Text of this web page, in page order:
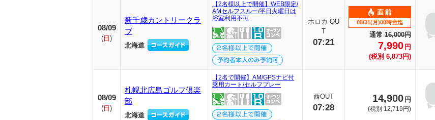
08/09
( 日 )
新千歳カントリークラ
ブ
北海道
【2名様以上で開催】WEB限定/
AMセルフスルー/平日火曜日は
浴室利用不可
ホロカ OU
T
07:21
08/31(月)00時台迄
通常 16,000円
7,990円
(税別 6,873円)
08/09
( 日 )
札幌北広島ゴルフ倶楽
部
北海道
【2名で開催】AM/GPSナビ付
乗用カート/セルフプレー
西OUT
07:28
14,900円
(税別 12,719円)